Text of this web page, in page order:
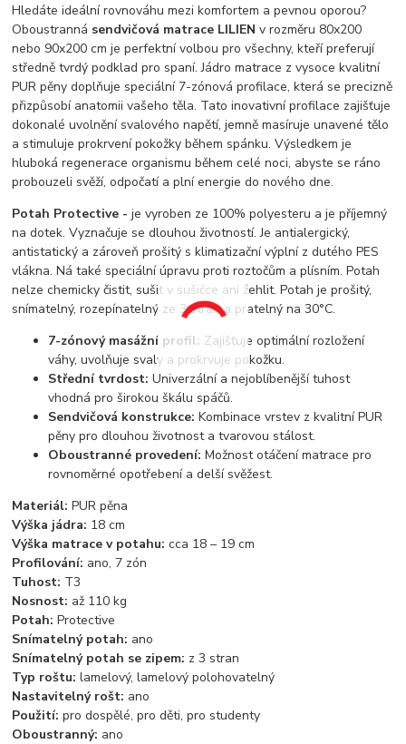
Hledáte ideální rovnováhu mezi komfortem a pevnou oporou?
Oboustranná sendvičová matrace LILIEN v rozměru 80x200
nebo 90x200 cm je perfektní volbou pro všechny, kteří preferují
středně tvrdý podklad pro spaní. Jádro matrace z vysoce kvalitní
PUR pěny doplňuje speciální 7-zónová profilace, která se precizně
přizpůsobí anatomii vašeho těla. Tato inovativní profilace zajišťuje
dokonalé uvolnění svalového napětí, jemně masíruje unavené tělo
a stimuluje prokrvení pokožky během spánku. Výsledkem je
hluboká regenerace organismu během celé noci, abyste se ráno
probouzeli svěží, odpočatí a plní energie do nového dne.
Potah Protective - je vyroben ze 100% polyesteru a je příjemný
na dotek. Vyznačuje se dlouhou životností. Je antialergický,
antistatický a zároveň prošitý s klimatizační výplní z dutého PES
vlákna. Ná také speciální úpravu proti roztočům a plísním. Potah
nelze chemicky čistit, sušit v sušičce ani žehlit. Potah je prošitý,
snímatelný, rozepínatelný ze 3 stran a pratelný na 30°C.
7-zónový masážní profil: Zajišťuje optimální rozložení
váhy, uvolňuje svaly a prokrvuje pokožku.
Střední tvrdost:Univerzální a nejoblíbenější tuhost
vhodná pro širokou škálu spáčů.
Sendvičová konstrukce: Kombinace vrstev z kvalitní PUR
pěny pro dlouhou životnost a tvarovou stálost.
Oboustranné provedení:Možnost otáčení matrace pro
rovnoměrné opotřebení a delší svěžest.
Materiál: PUR pěna
Výška jádra: 18 cm
Výška matrace v potahu: cca 18 – 19 cm
Profilování: ano, 7 zón
Tuhost: T3
Nosnost: až 110 kg
Potah: Protective
Snímatelný potah: ano
Snímatelný potah se zipem: z 3 stran
Typ roštu: lamelový, lamelový polohovatelný
Nastavitelný rošt: ano
Použití: pro dospělé, pro děti, pro studenty
Oboustranný: ano